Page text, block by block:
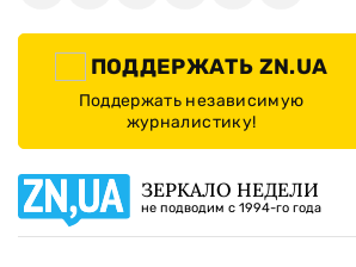
ПОДДЕРЖАТЬ ZN.UA
Поддержать независимую
журналистику!
ЗЕРКАЛО НЕДЕЛИ
не подводим с 1994-го года